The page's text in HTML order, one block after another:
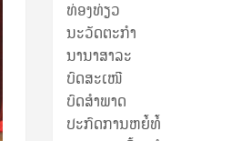
ທ່ອງທ່ຽວ
ນະວັດຕະກໍາ
ນານາສາລະ
ບົດສະເໜີ
ບົດສໍາພາດ
ປະກົດການຫຍໍ້ທໍ້